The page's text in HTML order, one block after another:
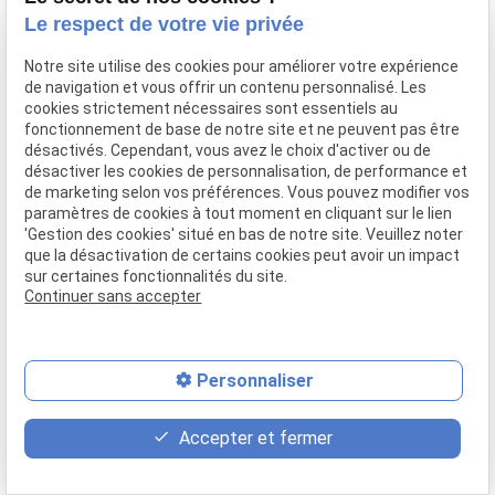
Confier mon bien
Contact
Mentions légalesPolitique de confidentialité
Gestion des cookiesPlan du site
place
Plan d'accès
contact_page
Contact
phone
04 37 28 61 56
Le respect de votre vie privée
Notre site utilise des cookies pour améliorer votre expérience
de navigation et vous offrir un contenu personnalisé. Les
cookies strictement nécessaires sont essentiels au
fonctionnement de base de notre site et ne peuvent pas être
désactivés. Cependant, vous avez le choix d'activer ou de
désactiver les cookies de personnalisation, de performance et
de marketing selon vos préférences. Vous pouvez modifier vos
paramètres de cookies à tout moment en cliquant sur le lien
'Gestion des cookies' situé en bas de notre site. Veuillez noter
que la désactivation de certains cookies peut avoir un impact
sur certaines fonctionnalités du site.
Continuer sans accepter
Personnaliser
Accepter et fermer